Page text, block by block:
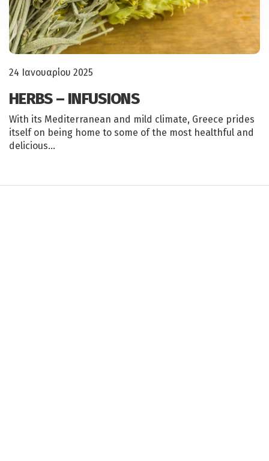
24 Ιανουαρίου 2025
HERBS – INFUSIONS
With its Mediterranean and mild climate, Greece prides
itself on being home to some of the most healthful and
delicious…